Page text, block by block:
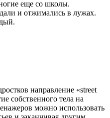
еще со школы.
и отжимались в лужах.
направление «street
собственного тела на
можно использовать